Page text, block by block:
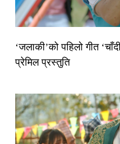
‘जलाकी’को पहिलो गीत
प्रेमिल प्रस्तुति